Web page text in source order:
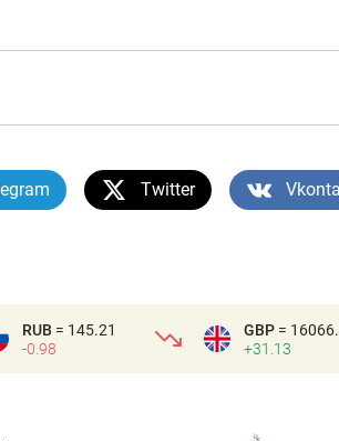
Twitter
RUB = 145.21
-0.98
GBP =
+31.13